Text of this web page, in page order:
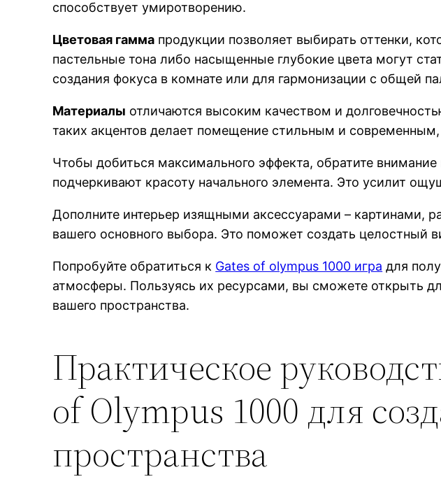
способствует умиротворению.
Цветовая гамма продукции позволяет выбирать оттенки,
пастельные тона либо насыщенные глубокие цвета могут
создания фокуса в комнате или для гармонизации с общей
Материалы отличаются высоким качеством и
таких акцентов делает помещение стильным и
Чтобы добиться максимального эффекта, обратите
подчеркивают красоту начального элемента. Это усилит
Дополните интерьер изящными аксессуарами – картинами,
вашего основного выбора. Это поможет создать целостный
Попробуйте обратиться к Gates of olympus 1000 игра для
атмосферы. Пользуясь их ресурсами, вы сможете открыть
вашего пространства.
Практическое
of Olympus 1000 для
пространства